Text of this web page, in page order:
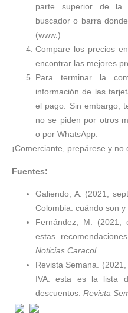
parte superior de la
buscador o barra
(www.)
Compare los precios
encontrar las mejores
Para terminar la
información de las
el pago. Sin embargo,
no se piden por otros
o por WhatsApp.
¡Comerciante, prepárese y
Fuentes:
Galiendo, A. (2021,
Colombia: cuándo son y
Fernández, M.
estas
Noticias Caracol.
Revista Semana.
IVA: esta es la lista
descuentos. Revista